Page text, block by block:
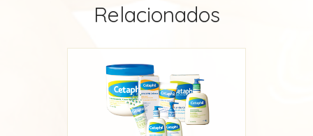
Relacionados